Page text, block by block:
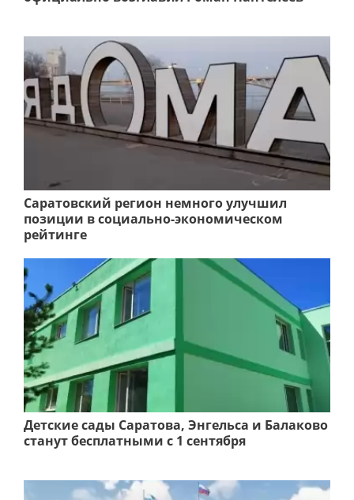
Саратовский регион немного улучшил
позиции в социально-экономическом
рейтинге
Детские сады Саратова, Энгельса и Балаково
станут бесплатными с 1 сентября